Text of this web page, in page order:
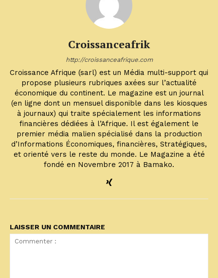
Croissanceafrik
http://croissanceafrique.com
Croissance Afrique (sarl) est un Média multi-support qui
propose plusieurs rubriques axées sur l’actualité
économique du continent. Le magazine est un journal
(en ligne dont un mensuel disponible dans les kiosques
à journaux) qui traite spécialement les informations
financières dédiées à l’Afrique. Il est également le
premier média malien spécialisé dans la production
d’Informations Économiques, financières, Stratégiques,
et orienté vers le reste du monde. Le Magazine a été
fondé en Novembre 2017 à Bamako.
LAISSER UN COMMENTAIRE